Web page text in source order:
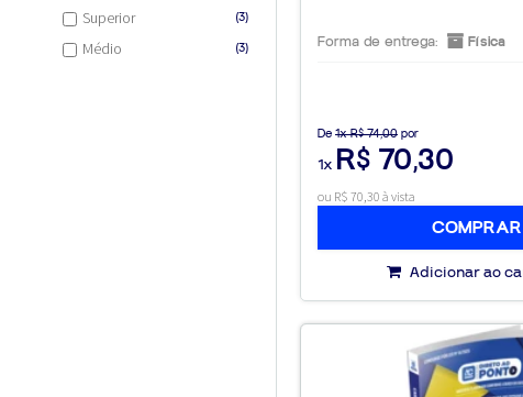
Superior (3)
Médio (3) Forma de entrega: Física
De 1x R$ 74,00 por
1x R$ 70,30
ou R$ 70,30 à vista
COMPRAR
Adicionar ao